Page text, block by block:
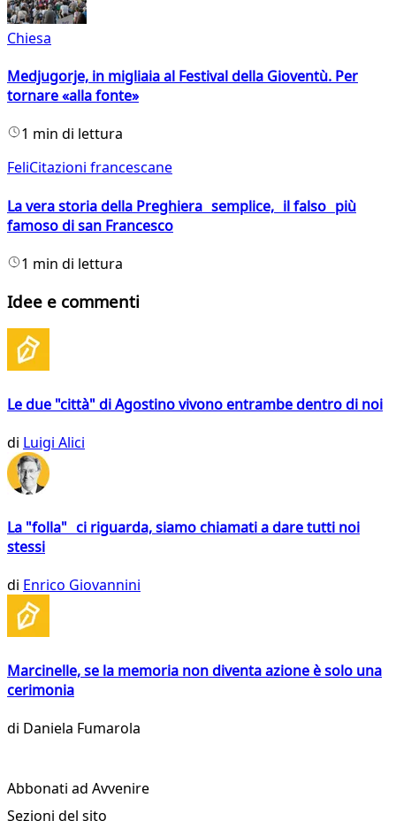
Chiesa
Medjugorje, in migliaia al Festival della Gioventù. Per
tornare «alla fonte»
1 min di lettura
FeliCitazioni francescane
La vera storia della Preghiera semplice, il falso più
famoso di san Francesco
1 min di lettura
Idee e commenti
Le due "città" di Agostino vivono entrambe dentro di noi
di Luigi Alici
La "folla" ci riguarda, siamo chiamati a dare tutti noi
stessi
di Enrico Giovannini
Marcinelle, se la memoria non diventa azione è solo una
cerimonia
di Daniela Fumarola
Abbonati ad Avvenire
Sezioni del sito